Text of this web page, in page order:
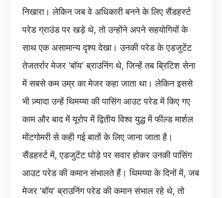
निखारा। लेकिन जब वे अधिकारी बनने के लिए सैंडहर्स्ट
परेड ग्राउंड पर खड़े थे, तो उन्होंने अपने सहयोगियों के
साथ एक असामान्य दृश्य देखा। उनकी परेड के एडजुटेंट
तेजतर्रार मेजर 'बॉय' ब्राउनिंग थे, जिन्हें तब ब्रिटिश सेना
में सबसे कम उम्र का मेजर कहा जाता था। लेकिन इससे
भी ज़्यादा उन्हें थिमय्या की पासिंग आउट परेड में किए गए
काम और बाद में यूरोप में द्वितीय विश्व युद्ध में फील्ड मार्शल
मोंटगोमरी से कही गई बातों के लिए जाना जाता है।
सैंडहर्स्ट में, एडजुटेंट घोड़े पर सवार होकर उनकी पासिंग
आउट परेड की कमान संभालते हैं। थिमय्या के दिनों में, जब
मेजर 'बॉय' ब्राउनिंग परेड की कमान संभाल रहे थे, तो